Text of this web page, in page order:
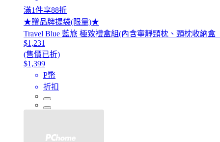
滿1件享88折
★贈品牌提袋(限量)★
Travel Blue 藍旅 極致禮盒組(內含寧靜頸枕、頸枕收納盒
$1,231
(售價已折)
$1,399
P幣
折扣